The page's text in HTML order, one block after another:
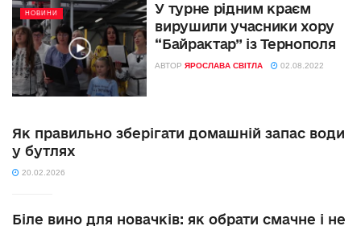
НОВИНИ
У турне рідним краєм
вирушили учасники хору
“Байрактар” із Тернополя
АВТОР ЯРОСЛАВА СВІТЛА 02.08.2022
Як правильно зберігати домашній запас води
у бутлях
20.02.2026
Біле вино для новачків: як обрати смачне і не